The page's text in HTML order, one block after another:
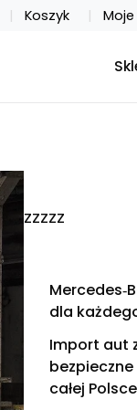
Koszyk
zzzzz
dla
Import aut
całej Polsce